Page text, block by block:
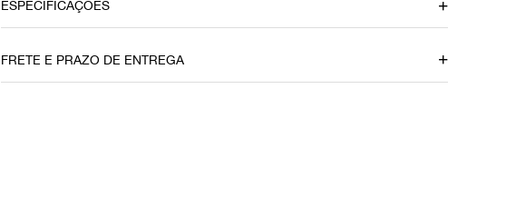
ESPECIFICAÇÕES
29112021
FRETE E PRAZO DE ENTREGA